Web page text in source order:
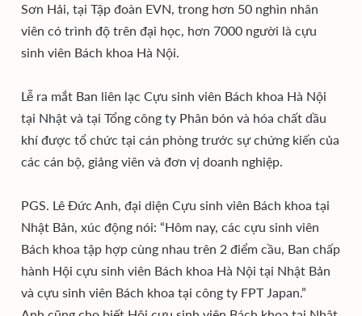
Sơn Hải, tại Tập đoàn EVN, trong hơn 50 nghìn nhân
viên có trình độ trên đại học, hơn 7000 người là cựu
sinh viên Bách khoa Hà Nội.
Lễ ra mắt Ban liên lạc Cựu sinh viên Bách khoa Hà Nội
tại Nhật và tại Tổng công ty Phân bón và hóa chất dầu
khí được tổ chức tại cán phòng trước sự chứng kiến của
các cán bộ, giảng viên và đơn vị doanh nghiệp.
PGS. Lê Đức Anh, đại diện Cựu sinh viên Bách khoa tại
Nhật Bản, xúc động nói: “Hôm nay, các cựu sinh viên
Bách khoa tập hợp cùng nhau trên 2 điểm cầu, Ban chấp
hành Hội cựu sinh viên Bách khoa Hà Nội tại Nhật Bản
và cựu sinh viên Bách khoa tại công ty FPT Japan.”